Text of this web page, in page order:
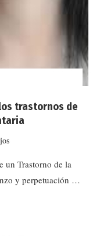
trastornos de
un Trastorno de la
y perpetuación …